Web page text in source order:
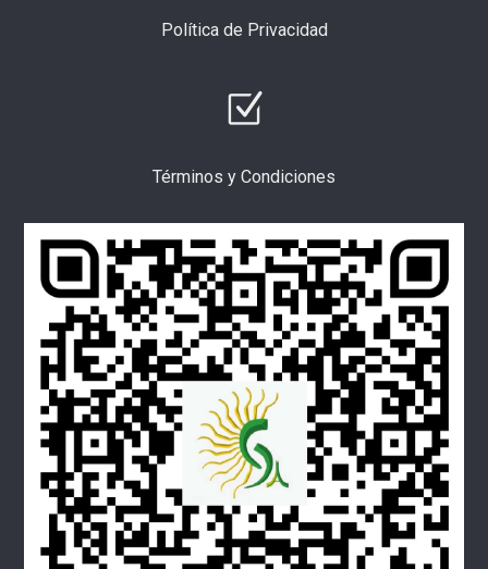
Política de Privacidad
Términos y Condiciones